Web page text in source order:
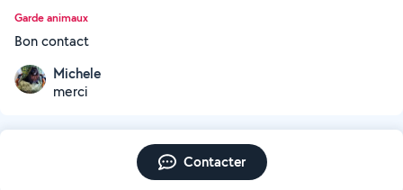
Garde animaux
Bon contact
Michele
merci
Contacter